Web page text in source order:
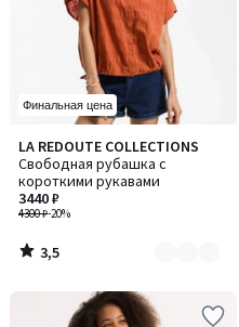
Финальная цена
LA REDOUTE COLLECTIONS
Свободная рубашка с
короткими рукавами
4300 ₽-20%
3440 ₽
3,5
/ 5
Количество
цветов:
2
3,5
/